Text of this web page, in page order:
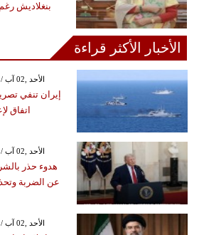
بنغلاديش
الأخبار الأكثر قراءة
GMT 13:55 2026 الأحد ,02 آب / أغسطس
إيران تنفي
اتفاق
GMT 13:19 2026 الأحد ,02 آب / أغسطس
هدوء حذر
عن الضربة
GMT 11:10 2026 الأحد ,02 آب / أغسطس